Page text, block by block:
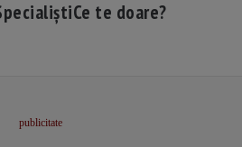
Ce te doare?